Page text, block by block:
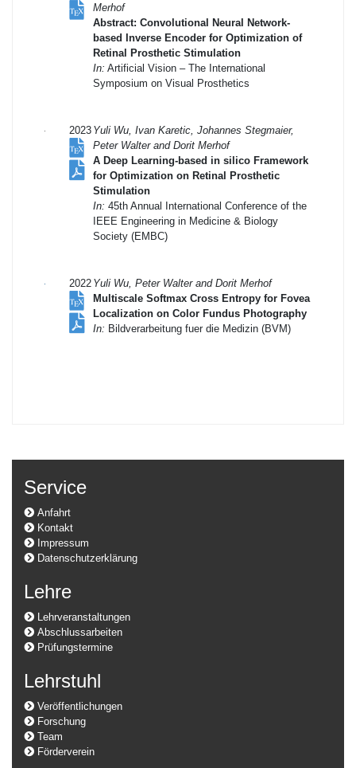
Merhof
Abstract: Convolutional Neural Network-
based Inverse Encoder for Optimization of
Retinal Prosthetic Stimulation
In: Artificial Vision – The International
Symposium on Visual Prosthetics
2023 Yuli Wu, Ivan Karetic, Johannes Stegmaier,
Peter Walter and Dorit Merhof
A Deep Learning-based in silico Framework
for Optimization on Retinal Prosthetic
Stimulation
In: 45th Annual International Conference of the
IEEE Engineering in Medicine & Biology
Society (EMBC)
2022 Yuli Wu, Peter Walter and Dorit Merhof
Multiscale Softmax Cross Entropy for Fovea
Localization on Color Fundus Photography
In: Bildverarbeitung fuer die Medizin (BVM)
Service
Anfahrt
Kontakt
Impressum
Datenschutzerklärung
Lehre
Lehrveranstaltungen
Abschlussarbeiten
Prüfungstermine
Lehrstuhl
Veröffentlichungen
Forschung
Team
Förderverein